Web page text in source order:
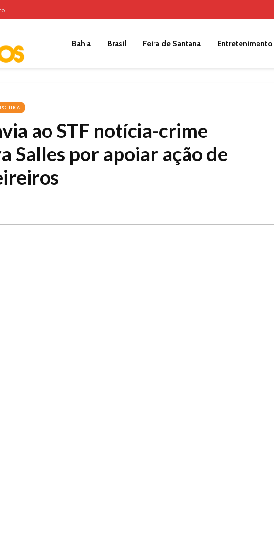
Bahia Brasil Feira de Santana Entretenimento
POLÍTICA
ao STF notícia-crime
Salles por apoiar ação de